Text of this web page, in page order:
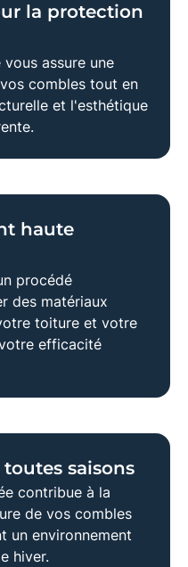
la protection
vous assure une
combles tout en
et l'esthétique
.
haute
procédé
des matériaux
toiture et votre
efficacité
saisons
contribue à la
de vos combles
un environnement
hiver.